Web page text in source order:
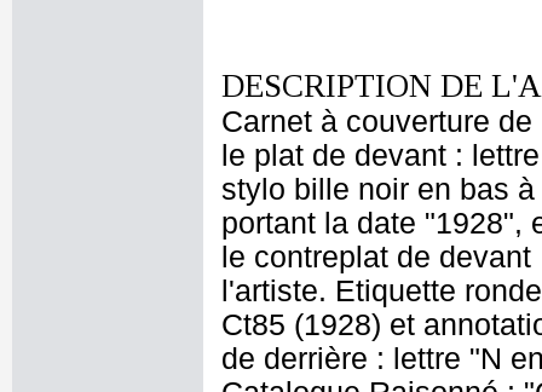
DESCRIPTION DE
Carnet à couverture
le plat de devant :
stylo bille noir en bas
portant la date "1928",
le contreplat de
l'artiste. Etiquette
Ct85 (1928) et
de derrière : lettre "N